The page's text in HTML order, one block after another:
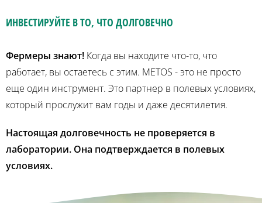
ИНВЕСТИРУЙТЕ В ТО, ЧТО ДОЛГОВЕЧНО
Фермеры знают! Когда вы находите что-то, что
работает, вы остаетесь с этим. METOS - это не просто
еще один инструмент. Это партнер в полевых условиях,
который прослужит вам годы и даже десятилетия.
Настоящая долговечность не проверяется в
лаборатории. Она подтверждается в полевых
условиях.